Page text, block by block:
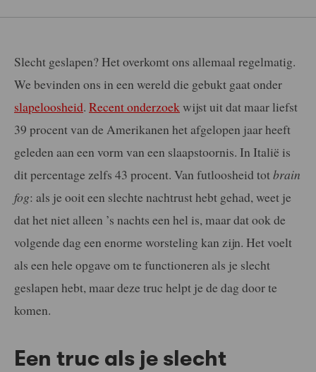
Slecht geslapen? Het overkomt ons allemaal regelmatig.
We bevinden ons in een wereld die gebukt gaat onder
slapeloosheid. Recent onderzoek wijst uit dat maar liefst
39 procent van de Amerikanen het afgelopen jaar heeft
geleden aan een vorm van een slaapstoornis. In Italië is
dit percentage zelfs 43 procent. Van futloosheid totbrain
fog: als je ooit een slechte nachtrust hebt gehad, weet je
dat het niet alleen ’s nachts een hel is, maar dat ook de
volgende dag een enorme worsteling kan zijn. Het voelt
als een hele opgave om te functioneren als je slecht
geslapen hebt, maar deze truc helpt je de dag door te
komen.
Een truc als je slecht